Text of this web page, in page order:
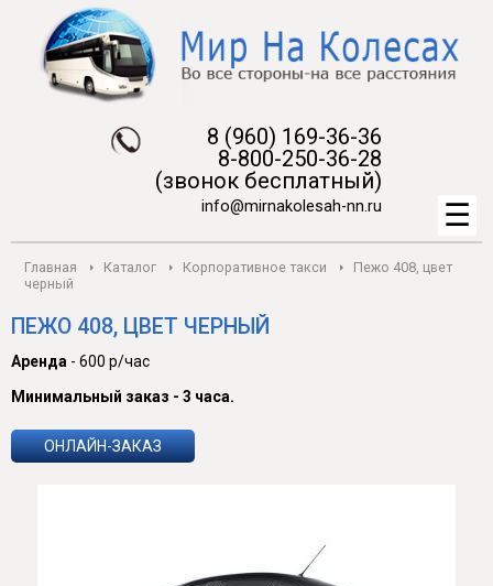
8 (960) 169-36-36
8-800-250-36-28
(звонок бесплатный)
info@mirnakolesah-nn.ru
Главная Каталог Корпоративное такси
Пежо 408, цвет
черный
ПЕЖО 408, ЦВЕТ ЧЕРНЫЙ
Аренда - 600 р/час
Минимальный заказ - 3 часа.
ОНЛАЙН-ЗАКАЗ